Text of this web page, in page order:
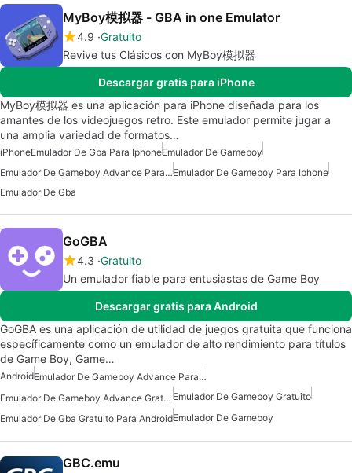
MyBoy模拟器 - GBA in one Emulator
4.9 Gratuito
Revive tus Clásicos con MyBoy模拟器
Descargar gratis para iPhone
MyBoy模拟器 es una aplicación para iPhone diseñada para los
amantes de los videojuegos retro. Este emulador permite jugar a
una amplia variedad de formatos…
iPhoneEmulador De Gba Para IphoneEmulador De Gameboy
Emulador De Gameboy Advance Para IphoneEmulador De Gameboy Para Iphone
Emulador De Gba
GoGBA
4.3 Gratuito
Un emulador fiable para entusiastas de Game Boy
Descargar gratis para Android
GoGBA es una aplicación de utilidad de juegos gratuita que funciona
específicamente como un emulador de alto rendimiento para títulos
de Game Boy, Game…
Android
Emulador De Gameboy Advance Para Android
Emulador De Gameboy Advance Gratuito Emulador De Gameboy Gratuito
Emulador De Gba Gratuito Para AndroidEmulador De Gameboy
GBC.emu